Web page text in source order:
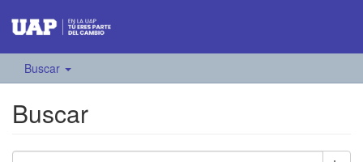
Buscar
Buscar